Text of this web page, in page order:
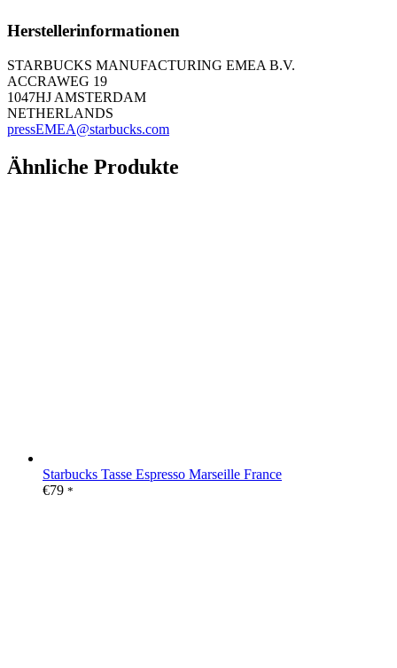
Herstellerinformationen
STARBUCKS MANUFACTURING EMEA B.V.
ACCRAWEG 19
1047HJ AMSTERDAM
NETHERLANDS
pressEMEA@starbucks.com
Ähnliche Produkte
Starbucks Tasse Espresso Marseille France
€79 *